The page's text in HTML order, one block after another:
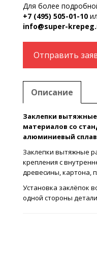
Для более
+7 (495) 505-01-10
info@super-
Отправить
Описание
Заклепки вытяжные
материалов со
алюминиевый
Заклепки вытяжные
крепления с
древесины, картона,
Установка заклёпок
одной стороны